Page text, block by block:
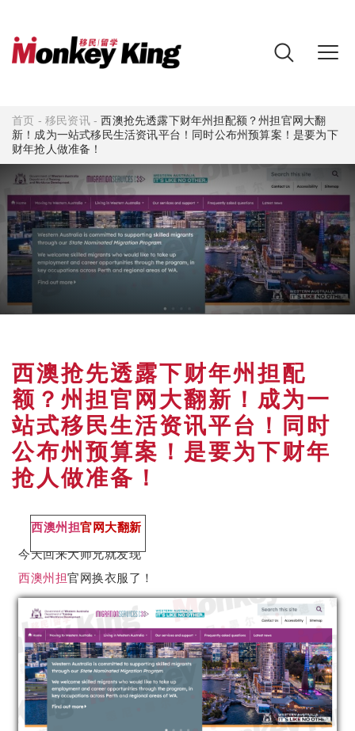
首页 -移民资讯-西澳抢先透露下财年州担配额？州担官网大翻
新！成为一站式移民生活资讯平台！同时公布州预算案！是要为下
财年抢人做准备！
西澳抢先透露下财年州担配
额？州担官网大翻新！成为一
站式移民生活资讯平台！同时
公布州预算案！是要为下财年
抢人做准备！
西澳州担官网大翻新
今天回来大师兄就发现
西澳州担官网换衣服了！